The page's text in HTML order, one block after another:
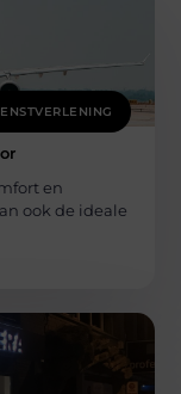
en
ook de ideale